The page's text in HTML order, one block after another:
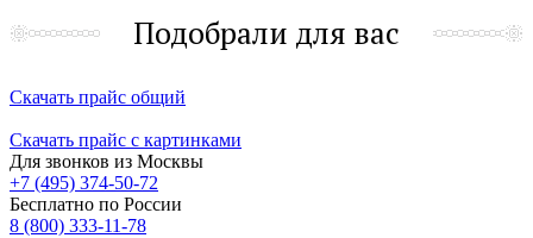
Подобрали для вас
Скачать прайс общий
Скачать прайс с картинками
Для звонков из Москвы
+7 (495) 374-50-72
Бесплатно по России
8 (800) 333-11-78